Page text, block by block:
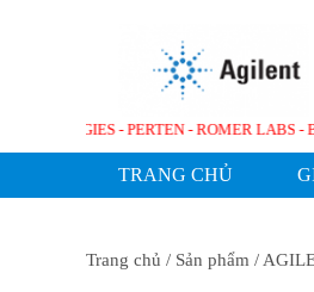
TECHNOLOGIES - PERTEN - ROMER
TRANG CHỦ
Trang chủ / Sản phẩm /